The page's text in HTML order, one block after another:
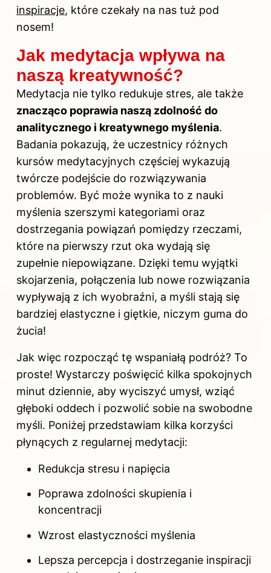
inspiracje, które czekały na nas tuż pod
nosem!
Jak medytacja wpływa na
naszą kreatywność?
Medytacja nie tylko redukuje stres, ale także
znacząco poprawia naszą zdolność do
analitycznego i kreatywnego myślenia.
Badania pokazują, że uczestnicy różnych
kursów medytacyjnych częściej wykazują
twórcze podejście do rozwiązywania
problemów. Być może wynika to z nauki
myślenia szerszymi kategoriami oraz
dostrzegania powiązań pomiędzy rzeczami,
które na pierwszy rzut oka wydają się
zupełnie niepowiązane. Dzięki temu wyjątki
skojarzenia, połączenia lub nowe rozwiązania
wypływają z ich wyobraźni, a myśli stają się
bardziej elastyczne i giętkie, niczym guma do
żucia!
Jak więc rozpocząć tę wspaniałą podróż? To
proste! Wystarczy poświęcić kilka spokojnych
minut dziennie, aby wyciszyć umysł, wziąć
głęboki oddech i pozwolić sobie na swobodne
myśli. Poniżej przedstawiam kilka korzyści
płynących z regularnej medytacji:
Redukcja stresu i napięcia
Poprawa zdolności skupienia i
koncentracji
Wzrost elastyczności myślenia
Lepsza percepcja i dostrzeganie inspiracji